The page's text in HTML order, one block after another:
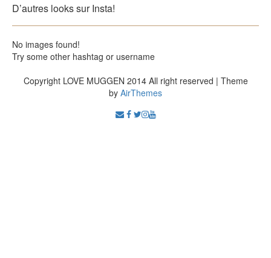
D’autres looks sur Insta!
No images found!
Try some other hashtag or username
Copyright LOVE MUGGEN 2014 All right reserved | Theme
by AirThemes